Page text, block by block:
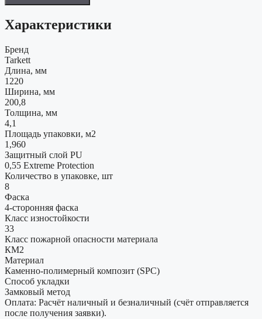
Характеристики
Бренд
Tarkett
Длина, мм
1220
Ширина, мм
200,8
Толщина, мм
4,1
Площадь упаковки, м2
1,960
Защитный слой PU
0,55 Extreme Protection
Количество в упаковке, шт
8
Фаска
4-сторонняя фаска
Класс изностойкости
33
Класс пожарной опасности материала
КМ2
Материал
Каменно-полимерный композит (SPC)
Способ укладки
Замковый метод
Оплата: Расчёт наличный и безналичный (счёт отправляется
после получения заявки).